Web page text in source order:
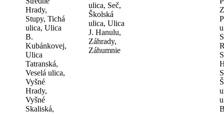
Hrady,
Stupy, Tichá
ulica, Ulica
B.
Kubánkovej,
Ulica
Tatranská,
Veselá ulica,
Vyšné
Hrady,
Vyšné
Skaliská,
ulica, Seč,
Školská
ulica, Ulica
J. Hanulu,
Záhrady,
Záhumnie